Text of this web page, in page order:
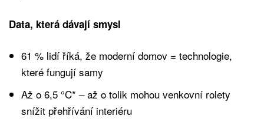
Data, která dávají smysl
61 % lidí říká, že moderní domov = technologie,
které fungují samy
Až o 6,5 °C* – až o tolik mohou venkovní rolety
snížit přehřívání interiéru